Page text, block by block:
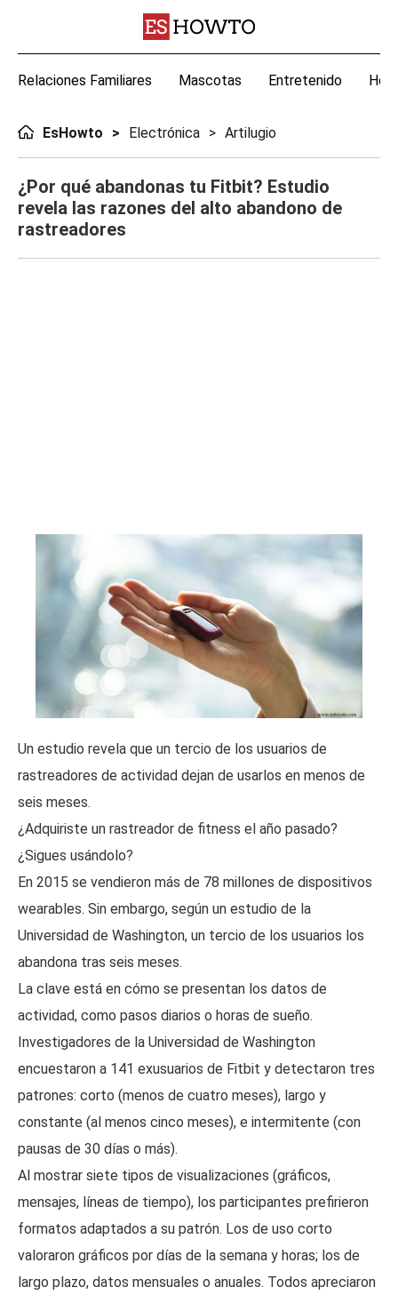
Relaciones Familiares Mascotas Entretenido
EsHowto Electrónica Artilugio
¿Por qué abandonas tu Fitbit? Estudio
revela las razones del alto abandono de
rastreadores
Un estudio revela que un tercio de los usuarios de
rastreadores de actividad dejan de usarlos en menos de
seis meses.
¿Adquiriste un rastreador de fitness el año pasado?
¿Sigues usándolo?
En 2015 se vendieron más de 78 millones de dispositivos
wearables. Sin embargo, según un estudio de la
Universidad de Washington, un tercio de los usuarios los
abandona tras seis meses.
La clave está en cómo se presentan los datos de
actividad, como pasos diarios o horas de sueño.
Investigadores de la Universidad de Washington
encuestaron a 141 exusuarios de Fitbit y detectaron tres
patrones: corto (menos de cuatro meses), largo y
constante (al menos cinco meses), e intermitente (con
pausas de 30 días o más).
Al mostrar siete tipos de visualizaciones (gráficos,
mensajes, líneas de tiempo), los participantes prefirieron
formatos adaptados a su patrón. Los de uso corto
valoraron gráficos por días de la semana y horas; los de
largo plazo, datos mensuales o anuales. Todos apreciaron